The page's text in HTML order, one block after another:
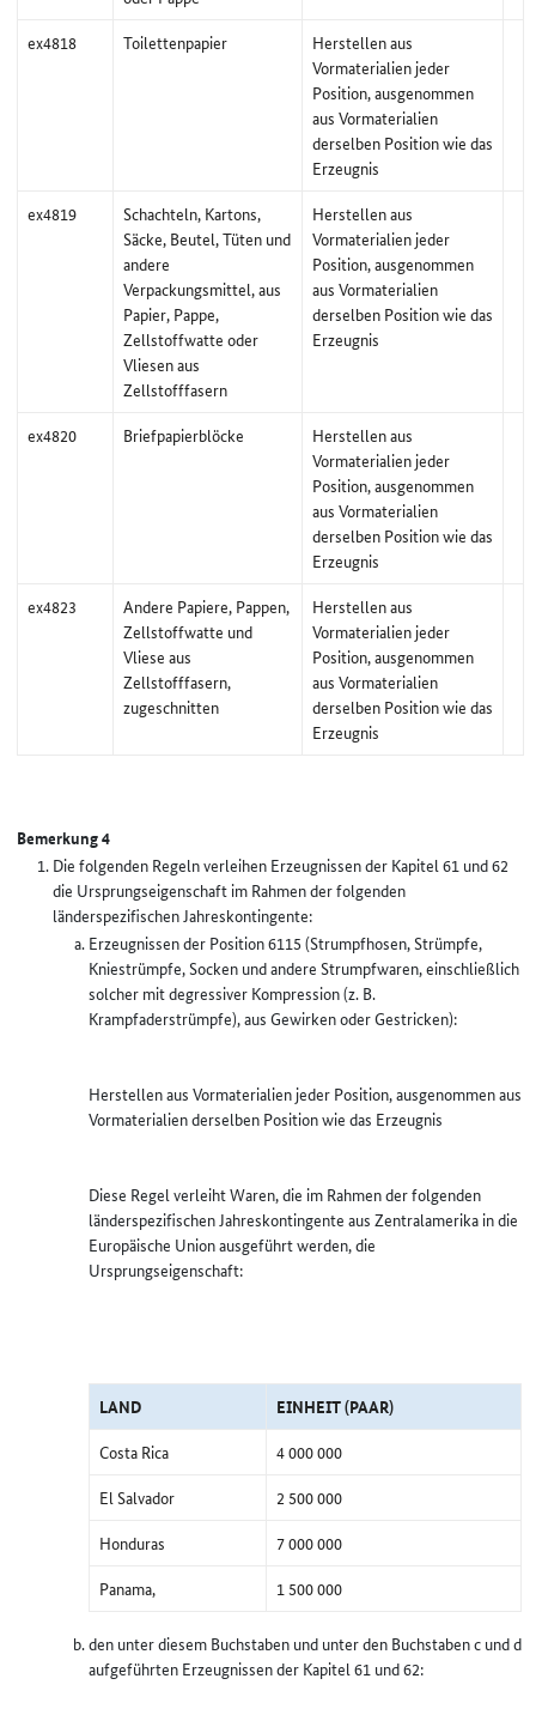
ex4818
Toilettenpapier
Herstellen aus
Vormaterialien jeder
Position, ausgenommen
aus Vormaterialien
derselben Position wie das
Erzeugnis
ex4819
Schachteln, Kartons,
Säcke, Beutel, Tüten und
andere
Verpackungsmittel, aus
Papier, Pappe,
Zellstoffwatte oder
Vliesen aus
Zellstofffasern
Herstellen aus
Vormaterialien jeder
Position, ausgenommen
aus Vormaterialien
derselben Position wie das
Erzeugnis
ex4820 Briefpapierblöcke
Herstellen aus
Vormaterialien jeder
Position, ausgenommen
aus Vormaterialien
derselben Position wie das
Erzeugnis
ex4823
Andere Papiere, Pappen,
Zellstoffwatte und
Vliese aus
Zellstofffasern,
zugeschnitten
Herstellen aus
Vormaterialien jeder
Position, ausgenommen
aus Vormaterialien
derselben Position wie das
Erzeugnis
Bemerkung 4
Die folgenden Regeln verleihen Erzeugnissen der Kapitel 61 und 62
die Ursprungseigenschaft im Rahmen der folgenden
länderspezifischen Jahreskontingente:
Erzeugnissen der Position 6115 (Strumpfhosen, Strümpfe,
Kniestrümpfe, Socken und andere Strumpfwaren, einschließlich
solcher mit degressiver Kompression (z. B.
Krampfaderstrümpfe), aus Gewirken oder Gestricken):
Herstellen aus Vormaterialien jeder Position, ausgenommen aus
Vormaterialien derselben Position wie das Erzeugnis
Diese Regel verleiht Waren, die im Rahmen der folgenden
länderspezifischen Jahreskontingente aus Zentralamerika in die
Europäische Union ausgeführt werden, die
Ursprungseigenschaft:
LAND
EINHEIT (PAAR)
Costa Rica
4 000 000
El Salvador
2 500 000
Honduras
7 000 000
Panama,
1 500 000
den unter diesem Buchstaben und unter den Buchstaben c und d
aufgeführten Erzeugnissen der Kapitel 61 und 62: